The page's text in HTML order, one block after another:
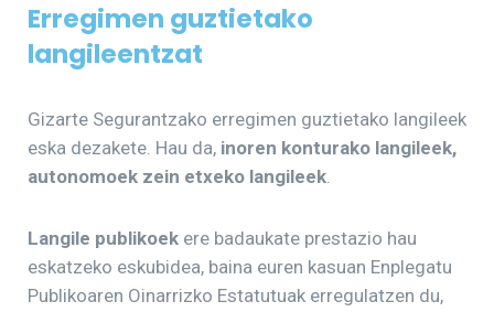
Erregimen guztietako
langileentzat
Gizarte Segurantzako erregimen guztietako langileek
eska dezakete. Hau da, inoren konturako langileek,
autonomoek zein etxeko langileek.
Langile publikoek ere badaukate prestazio hau
eskatzeko eskubidea, baina euren kasuan Enplegatu
Publikoaren Oinarrizko Estatutuak erregulatzen du,